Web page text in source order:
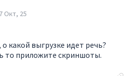
Окт, 25
какой выгрузке идет речь?
то приложите скриншоты.